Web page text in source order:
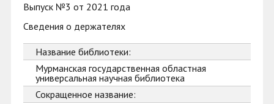
Выпуск №3 от 2021 года
Сведения о держателях
Название библиотеки:
Мурманская государственная областная
универсальная научная библиотека
Сокращенное название: